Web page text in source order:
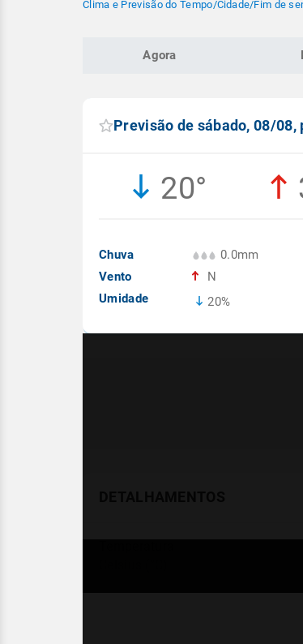
Clima e Previsão do Tempo/Cidade/Fim de
Agora
Previsão de sábado, 08/08,
20°
Chuva
Vento
Umidade
0.0mm
N
20%